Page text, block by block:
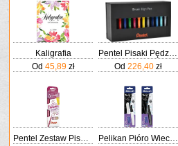
Kaligrafia
Od 45,89zł
Pentel Pisaki Pędzelkowe Do Kaligrafii Brush Pen 36szt.
Od226,40 zł
Pentel Zestaw Pisaków Do Kaligrafii 4 Kolory
Pelikan Pióro Wieczne Twist Do Kaligrafii P457 M+ 2 Naboje